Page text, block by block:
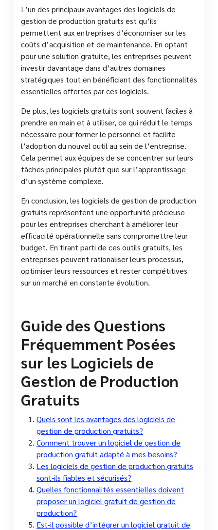
L’un des principaux avantages des logiciels de
gestion de production gratuits est qu’ils
permettent aux entreprises d’économiser sur les
coûts d’acquisition et de maintenance. En optant
pour une solution gratuite, les entreprises peuvent
investir davantage dans d’autres domaines
stratégiques tout en bénéficiant des fonctionnalités
essentielles offertes par ces logiciels.
De plus, les logiciels gratuits sont souvent faciles à
prendre en main et à utiliser, ce qui réduit le temps
nécessaire pour former le personnel et facilite
l’adoption du nouvel outil au sein de l’entreprise.
Cela permet aux équipes de se concentrer sur leurs
tâches principales plutôt que sur l’apprentissage
d’un système complexe.
En conclusion, les logiciels de gestion de production
gratuits représentent une opportunité précieuse
pour les entreprises cherchant à améliorer leur
efficacité opérationnelle sans compromettre leur
budget. En tirant parti de ces outils gratuits, les
entreprises peuvent rationaliser leurs processus,
optimiser leurs ressources et rester compétitives
sur un marché en constante évolution.
Guide des Questions
Fréquemment Posées
sur les Logiciels de
Gestion de Production
Gratuits
Quels sont les avantages des logiciels de
gestion de production gratuits?
Comment trouver un logiciel de gestion de
production gratuit adapté à mes besoins?
Les logiciels de gestion de production gratuits
sont-ils fiables et sécurisés?
Quelles fonctionnalités essentielles doivent
proposer un logiciel gratuit de gestion de
production?
Est-il possible d’intégrer un logiciel gratuit de